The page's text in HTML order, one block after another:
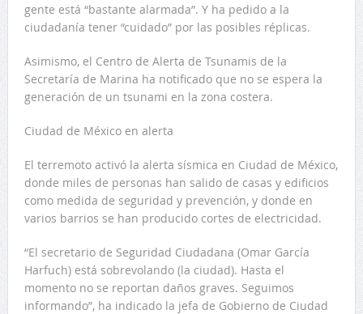
gente está “bastante alarmada”. Y ha pedido a la
ciudadanía tener “cuidado” por las posibles réplicas.
Asimismo, el Centro de Alerta de Tsunamis de la
Secretaría de Marina ha notificado que no se espera la
generación de un tsunami en la zona costera.
Ciudad de México en alerta
El terremoto activó la alerta sísmica en Ciudad de México,
donde miles de personas han salido de casas y edificios
como medida de seguridad y prevención, y donde en
varios barrios se han producido cortes de electricidad.
“El secretario de Seguridad Ciudadana (Omar García
Harfuch) está sobrevolando (la ciudad). Hasta el
momento no se reportan daños graves. Seguimos
informando”, ha indicado la jefa de Gobierno de Ciudad